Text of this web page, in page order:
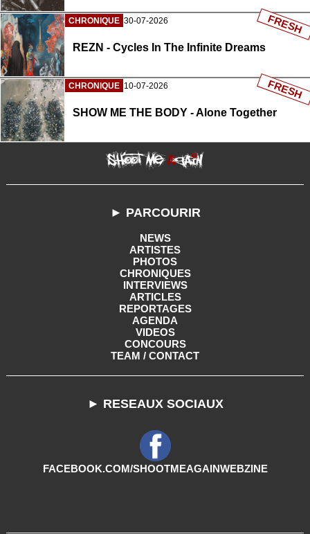
CHRONIQUE 30-07-2026
REZN - Cycles In The Infinite Dreams
FRESH
CHRONIQUE 10-07-2026
SHOW ME THE BODY - Alone Together
FRESH
► PARCOURIR
NEWS
ARTISTES
PHOTOS
CHRONIQUES
INTERVIEWS
ARTICLES
REPORTAGES
AGENDA
VIDEOS
CONCOURS
TEAM / CONTACT
► RESEAUX SOCIAUX
FACEBOOK.COM/SHOOTMEAGAINWEBZINE